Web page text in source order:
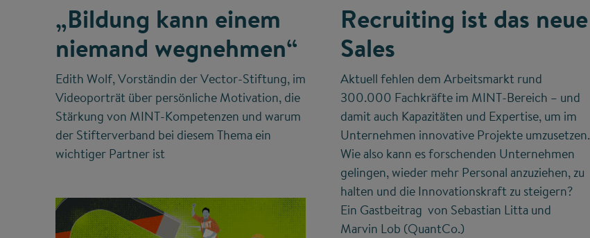
„Bildung kann einem
niemand wegnehmen“
Edith Wolf, Vorständin der Vector-Stiftung, im
Videoporträt über persönliche Motivation, die
Stärkung von MINT-Kompetenzen und warum
der Stifterverband bei diesem Thema ein
wichtiger Partner ist
Recruiting ist das neue
Sales
Aktuell fehlen dem Arbeitsmarkt rund
300.000 Fachkräfte im MINT-Bereich – und
damit auch Kapazitäten und Expertise, um im
Unternehmen innovative Projekte umzusetzen.
Wie also kann es forschenden Unternehmen
gelingen, wieder mehr Personal anzuziehen, zu
halten und die Innovationskraft zu steigern?
Ein Gastbeitrag von Sebastian Litta und
Marvin Lob (QuantCo.)